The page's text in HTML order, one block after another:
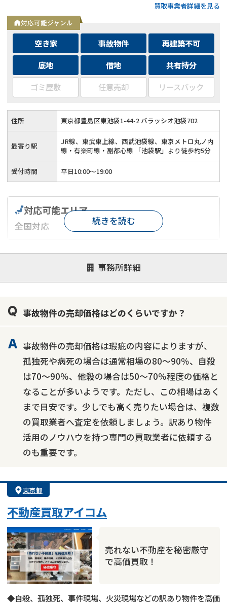
トップ対応◆無料査定＆相談はフォームから24時間受付
買取事業者詳細を見る
対応可能ジャンル
空き家 事故物件
再建築不可
底地
借地
共有持分
ゴミ屋敷
任意売却 リースバック
住所 東京都豊島区東池袋1-44-2 バラッシオ池袋702
最寄り駅
JR線、東武東上線、西武池袋線、東京メトロ丸ノ内
線・有楽町線・副都心線 「池袋駅」より徒歩約5分
受付時間 平日10:00～19:00
事務所詳細
対応可能エリア
全国対応
対応が親身 オンライン面談可能
レスポンスが早い
1億円以上の買取可
続きを読む
事故物件の売却価格はどのくらいですか？
事故物件の売却価格は瑕疵の内容によりますが、
孤独死や病死の場合は通常相場の80～90％、自殺
は70～90％、他殺の場合は50～70％程度の価格と
なることが多いようです。ただし、この相場はあく
まで目安です。少しでも高く売りたい場合は、複数
の買取業者へ査定を依頼しましょう。訳あり物件
活用のノウハウを持つ専門の買取業者に依頼する
のも重要です。
東京都
不動産買取アイコム
売れない不動産を秘密厳守
で高価買取！
◆自殺、孤独死、事件現場、火災現場などの訳あり物件を高価